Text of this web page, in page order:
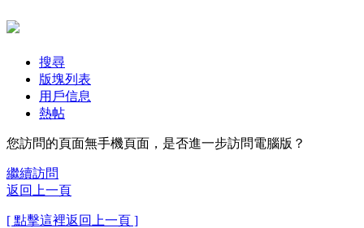
搜尋
版塊列表
用戶信息
熱帖
您訪問的頁面無手機頁面，是否進一步訪問電腦版？
繼續訪問
返回上一頁
[ 點擊這裡返回上一頁 ]